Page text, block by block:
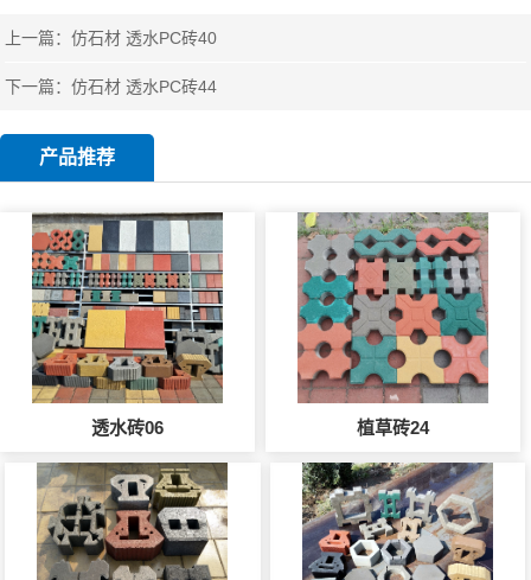
上一篇：仿石材 透水PC砖40
下一篇：仿石材 透水PC砖44
产品推荐
透水砖06 植草砖24